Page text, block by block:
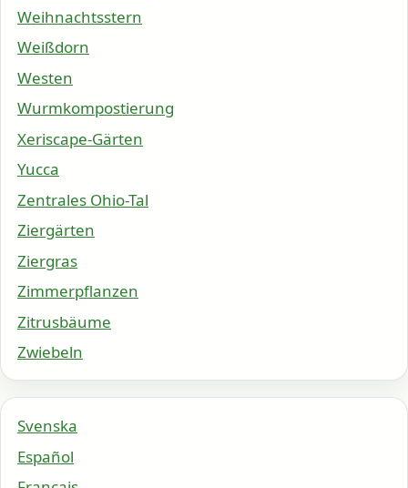
Weihnachtsstern
Weißdorn
Westen
Wurmkompostierung
Xeriscape-Gärten
Yucca
Zentrales Ohio-Tal
Ziergärten
Ziergras
Zimmerpflanzen
Zitrusbäume
Zwiebeln
Svenska
Español